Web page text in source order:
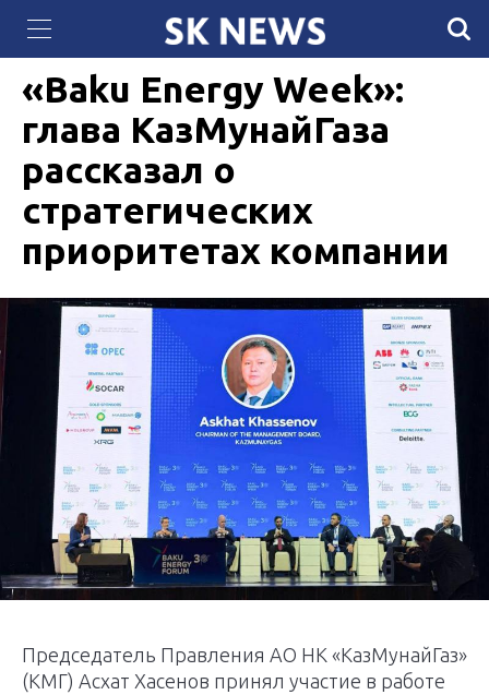
Губернатор штата Техас Грег Эбботт «объявил
войну» Байдену
03 ИЮНЯ 2025, 17:41 1116
«Baku Energy Week»:
глава КазМунайГаза
рассказал о
стратегических
приоритетах компании
Председатель Правления АО НК «КазМунайГаз»
(КМГ) Асхат Хасенов принял участие в работе